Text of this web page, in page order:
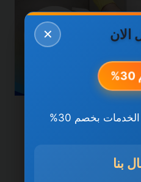
في
0501270935
✕ الان
بخصم 30%
بنا